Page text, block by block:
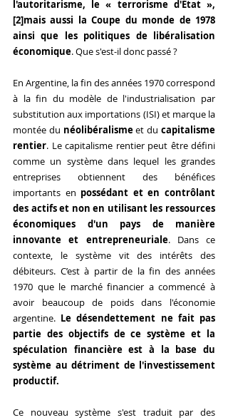
[2]mais aussi la Coupe du monde de 1978
ainsi que les politiques de libéralisation
économique. Que s'est-il donc passé ?
En Argentine, la fin des années 1970 correspond
à la fin du modèle de l'industrialisation par
substitution aux importations (ISI) et marque la
montée du néolibéralisme et du capitalisme
rentier. Le capitalisme rentier peut être défini
comme un système dans lequel les grandes
entreprises obtiennent des bénéfices
importants en possédant et en contrôlant
des actifs et non en utilisant les ressources
économiques d'un pays de manière
innovante et entrepreneuriale. Dans ce
contexte, le système vit des intérêts des
débiteurs. C’est à partir de la fin des années
1970 que le marché financier a commencé à
avoir beaucoup de poids dans l'économie
argentine. Le désendettement ne fait pas
partie des objectifs de ce système et la
spéculation financière est à la base du
système au détriment de l'investissement
productif.
Ce nouveau système s'est traduit par des